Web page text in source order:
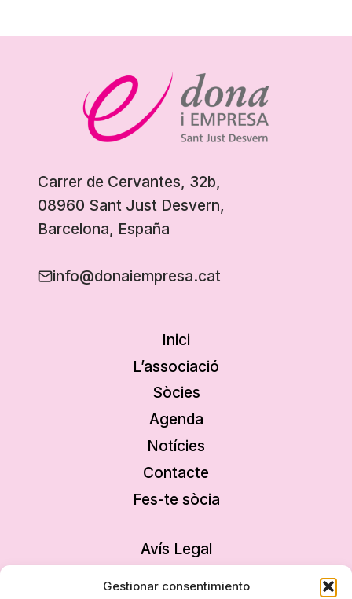
Gestionar consentimiento
Carrer de Cervantes, 32b,
08960 Sant Just Desvern,
Barcelona, España
info@donaiempresa.cat
Inici
L’associació
Sòcies
Agenda
Notícies
Contacte
Fes-te sòcia
Avís Legal